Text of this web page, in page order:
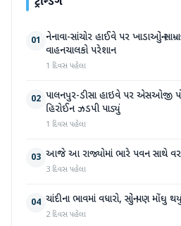
01 નેનાવા-સાંચોર હાઈવે પર ખાડાઓનું
વાહનચાલકો પરેશાન
1 દિવસ પહેલા
02 પાલનપુર-ડીસા હાઇવે પર એસઓજી
હિરોઈન ઝડપી પાડ્યું
1 દિવસ પહેલા
03 આજે આ રાજ્યોમાં ભારે પવન સાથે
3 દિવસ પહેલા
04 ચાંદીના ભાવમાં વધારો, સોનું પણ મોંઘુ
2 દિવસ પહેલા